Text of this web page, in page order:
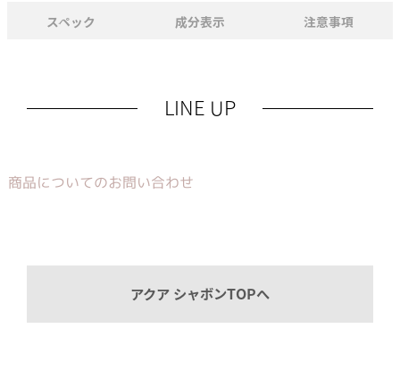
スペック 成分表示 注意事項
LINE UP
商品についてのお問い合わせ
アクア シャボンTOPへ